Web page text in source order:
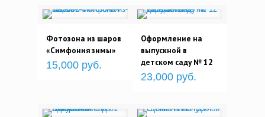
Фотозона из шаров
«Симфония зимы»
15,000 руб.
Оформление на
выпускной в
детском саду № 12
23,000 руб.